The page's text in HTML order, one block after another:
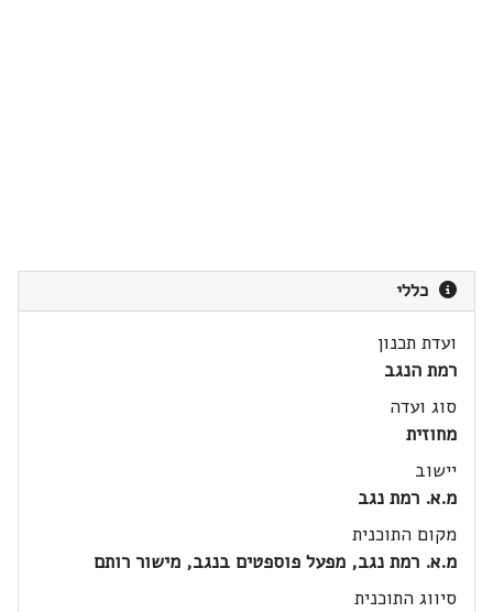
כללי
ועדת תכנון
רמת הנגב
סוג ועדה
מחוזית
יישוב
מ.א. רמת נגב
מקום התוכנית
מ.א. רמת נגב, מפעל פוספטים בנגב, מישור רותם
סיווג התוכנית